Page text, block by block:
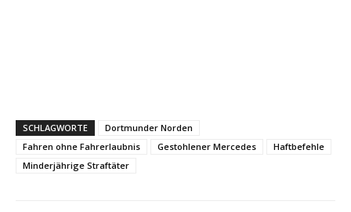
SCHLAGWORTE
Dortmunder Norden
Fahren ohne Fahrerlaubnis
Gestohlener Mercedes
Haftbefehle
Minderjährige Straftäter